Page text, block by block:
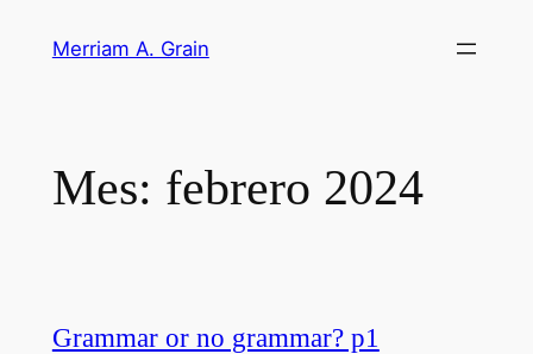
Merriam A. Grain
Mes: febrero 2024
Grammar or no grammar? p1